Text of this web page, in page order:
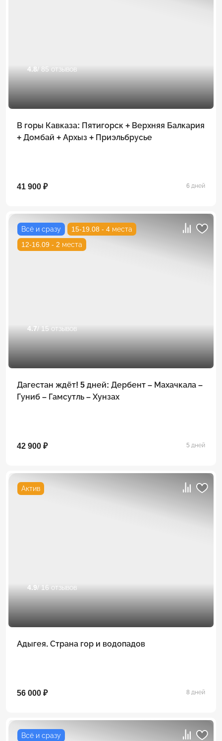
4.8/ 85 отзывов
В горы Кавказа: Пятигорск + Верхняя Балкария
+ Домбай + Архыз + Приэльбрусье
41 900 ₽ 6 дней
Всё и сразу
15-19.08 - 4 места
12-16.09 - 2 места
4.7/ 15 отзывов
Дагестан ждёт! 5 дней: Дербент – Махачкала –
Гуниб – Гамсутль – Хунзах
42 900 ₽ 5 дней
Актив
4.9 / 16 отзывов
Адыгея. Страна гор и водопадов
56 000 ₽ 8 дней
Всё и сразу